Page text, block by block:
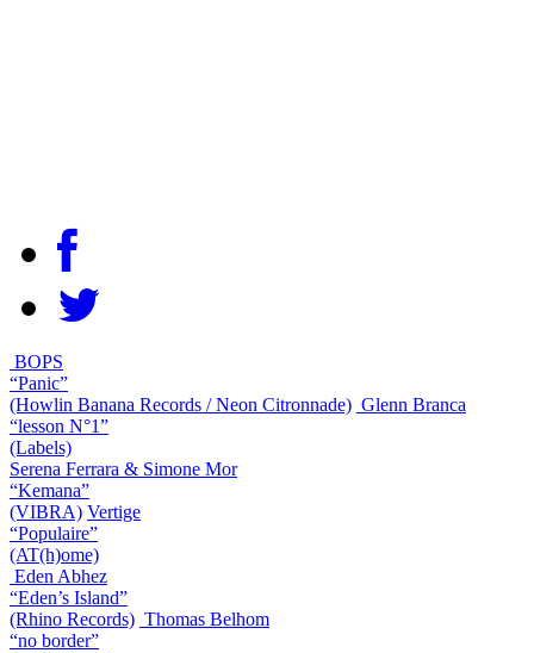
BOPS
“Panic”
(Howlin Banana Records / Neon Citronnade) Glenn Branca
“lesson N°1”
(Labels)
Serena Ferrara & Simone Mor
“Kemana”
(VIBRA) Vertige
“Populaire”
(AT(h)ome)
Eden Abhez
“Eden’s Island”
(Rhino Records) Thomas Belhom
“no border”